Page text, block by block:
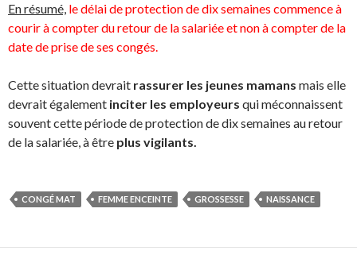
En résumé, le délai de protection de dix semaines commence à
courir à compter du retour de la salariée et non à compter de la
date de prise de ses congés.
Cette situation devrait rassurer les jeunes mamans mais elle
devrait également inciter les employeurs qui méconnaissent
souvent cette période de protection de dix semaines au retour
de la salariée, à être plus vigilants.
CONGÉ MAT FEMME ENCEINTE GROSSESSE NAISSANCE